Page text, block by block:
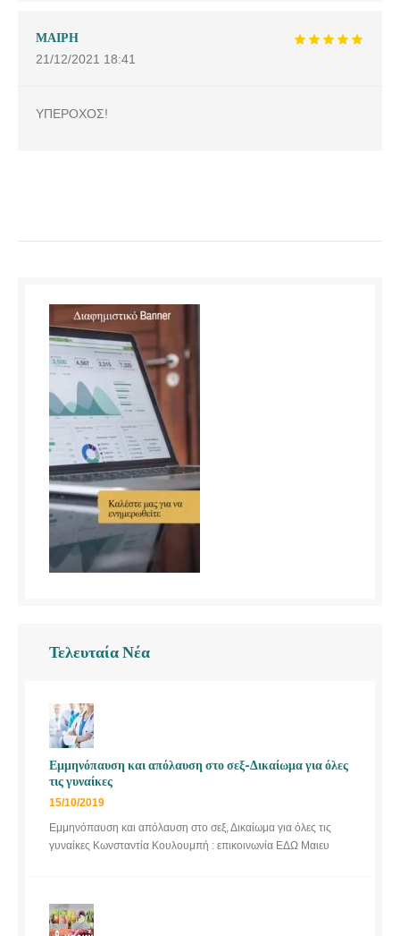
ΜΑΙΡΗ
21/12/2021 18:41
ΥΠΕΡΟΧΟΣ!
Τελευταία Νέα
Εμμηνόπαυση και απόλαυση στο σεξ-Δικαίωμα για όλες
τις γυναίκες
15/10/2019
Εμμηνόπαυση και απόλαυση στο σεξ, Δικαίωμα για όλες τις
γυναίκες Κωνσταντία Κουλουμπή : επικοινωνία ΕΔΩ Μαιευ